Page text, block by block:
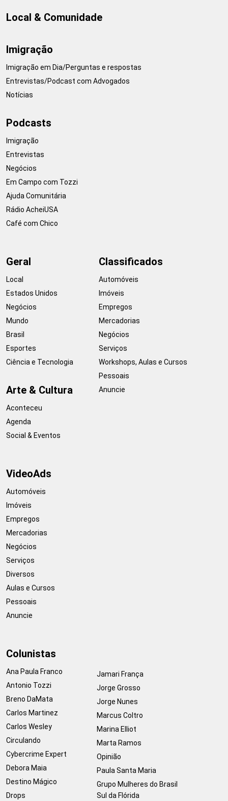
Local & Comunidade
Imigração
Imigração em Dia/Perguntas e respostas
Entrevistas/Podcast com Advogados
Notícias
Podcasts
Imigração
Entrevistas
Negócios
Em Campo com Tozzi
Ajuda Comunitária
Rádio AcheiUSA
Café com Chico
Geral
Local
Estados Unidos
Negócios
Mundo
Brasil
Esportes
Ciência e Tecnologia
Arte & Cultura
Aconteceu
Agenda
Social & Eventos
Classificados
Automóveis
Imóveis
Empregos
Mercadorias
Negócios
Serviços
Workshops, Aulas e Cursos
Pessoais
Anuncie
VideoAds
Automóveis
Imóveis
Empregos
Mercadorias
Negócios
Serviços
Diversos
Aulas e Cursos
Pessoais
Anuncie
Colunistas
Ana Paula Franco
Antonio Tozzi
Breno DaMata
Carlos Martinez
Carlos Wesley
Circulando
Cybercrime Expert
Debora Maia
Destino Mágico
Drops
Jamari França
Jorge Grosso
Jorge Nunes
Marcus Coltro
Marina Elliot
Marta Ramos
Opinião
Paula Santa Maria
Grupo Mulheres do Brasil
Sul da Flórida